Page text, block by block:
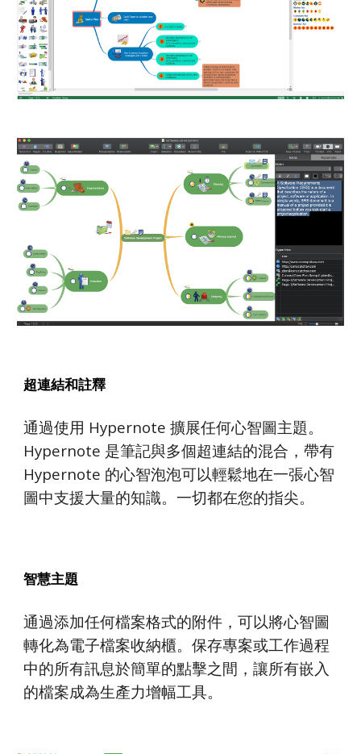
超連結和註釋
通過使用 Hypernote 擴展任何心智圖主題。
Hypernote 是筆記與多個超連結的混合，帶有
Hypernote 的心智泡泡可以輕鬆地在一張心智
圖中支援大量的知識。一切都在您的指尖。
智慧主題
通過添加任何檔案格式的附件，可以將心智圖
轉化為電子檔案收納櫃。保存專案或工作過程
中的所有訊息於簡單的點擊之間，讓所有嵌入
的檔案成為生產力增幅工具。